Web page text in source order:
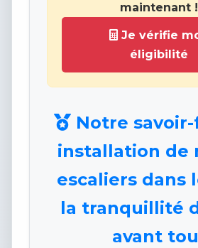
maintenant !
Je vérifie
éligibilité
Notre
installation de
escaliers dans
la tranquillité
avant